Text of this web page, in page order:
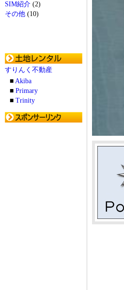
SIM紹介 (2)
その他 (10)
すりんく不動産
■ Akiba
■ Primary
■ Trinity